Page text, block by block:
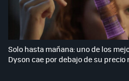
Solo hasta mañana: uno de los
Dyson cae por debajo de su